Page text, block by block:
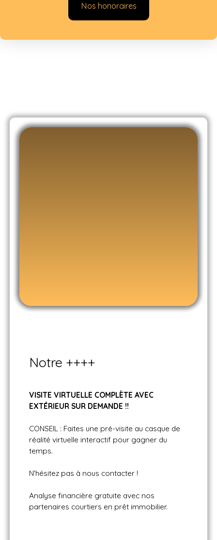
Nos honoraires
Notre ++++
VISITE VIRTUELLE COMPLÈTE AVEC
EXTÉRIEUR SUR DEMANDE !!
CONSEIL : Faites une pré-visite au casque de
réalité virtuelle interactif pour gagner du
temps.
N'hésitez pas à nous contacter !
Analyse financière gratuite avec nos
partenaires courtiers en prêt immobilier.